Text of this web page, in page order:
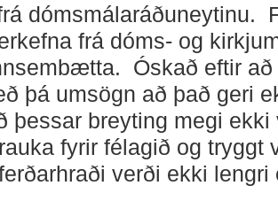
dómsmálaráðuneytinu.
frá dóms- og
Óskað eftir
þá umsögn að það geri
þessar breyting megi ekki
fyrir félagið og tryggt
verði ekki lengri